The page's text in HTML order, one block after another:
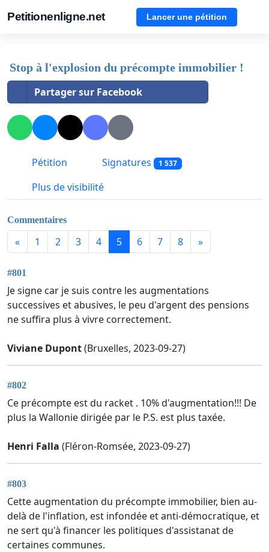
Petitionenligne.net Lancer une pétition
Stop à l'explosion du précompte immobilier !
Partager sur Facebook
Pétition Signatures 1 537
Plus de visibilité
Commentaires
« 1 2 3 4 5 6 7 8 »
#801
Je signe car je suis contre les augmentations
successives et abusives, le peu d'argent des pensions
ne suffira plus à vivre correctement.
Viviane Dupont(Bruxelles, 2023-09-27)
#802
Ce précompte est du racket . 10% d'augmentation!!! De
plus la Wallonie dirigée par le P.S. est plus taxée.
Henri Falla (Fléron-Romsée, 2023-09-27)
#803
Cette augmentation du précompte immobilier, bien au-
delà de l'inflation, est infondée et anti-démocratique, et
ne sert qu'à financer les politiques d'assistanat de
certaines communes.